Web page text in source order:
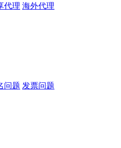
代理 海外代理
问题 发票问题